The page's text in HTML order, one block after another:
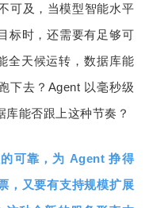
可及，当模型智能水平
标时，还需要有足够可
全天候运转，数据库能
下去？Agent 以毫秒级
库能否跟上这种节奏？
可靠，为 Agent 挣得
，又要有支持规模扩展